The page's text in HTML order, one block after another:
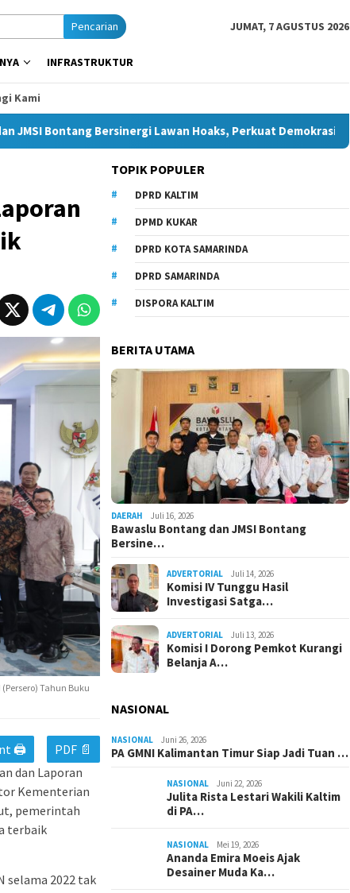
Pencarian JUMAT, 7 AGUSTUS 2026
INFRASTRUKTUR
Kami
Lawan Hoaks, Perkuat Demokrasi Jelang Pemilu 2029
Tahun Buku
🖨
PDF 📄
dan Laporan
Kementerian
pemerintah
terbaik
selama 2022 tak
TOPIK POPULER
DPRD KALTIM
DPMD KUKAR
DPRD KOTA SAMARINDA
DPRD SAMARINDA
DISPORA KALTIM
BERITA UTAMA
DAERAH Juli 16, 2026
Bawaslu Bontang dan JMSI Bontang
Bersine…
ADVERTORIAL Juli 14, 2026
Komisi IV Tunggu Hasil
Investigasi Satga…
ADVERTORIAL Juli 13, 2026
Komisi I Dorong Pemkot Kurangi
Belanja A…
NASIONAL
NASIONAL Juni 26, 2026
PA GMNI Kalimantan Timur Siap Jadi Tuan …
NASIONAL Juni 22, 2026
Julita Rista Lestari Wakili Kaltim
di PA…
NASIONAL Mei 19, 2026
Ananda Emira Moeis Ajak
Desainer Muda Ka…